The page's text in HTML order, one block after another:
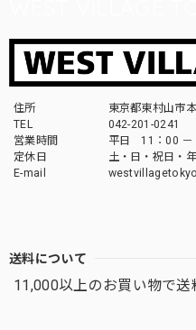
住所
東京都東村山市
TEL
042-201-0241
営業時間
平日 11：00 －
定休日
土・日・祝日・
E-mail
送料について
11,000以上のお買い物で送